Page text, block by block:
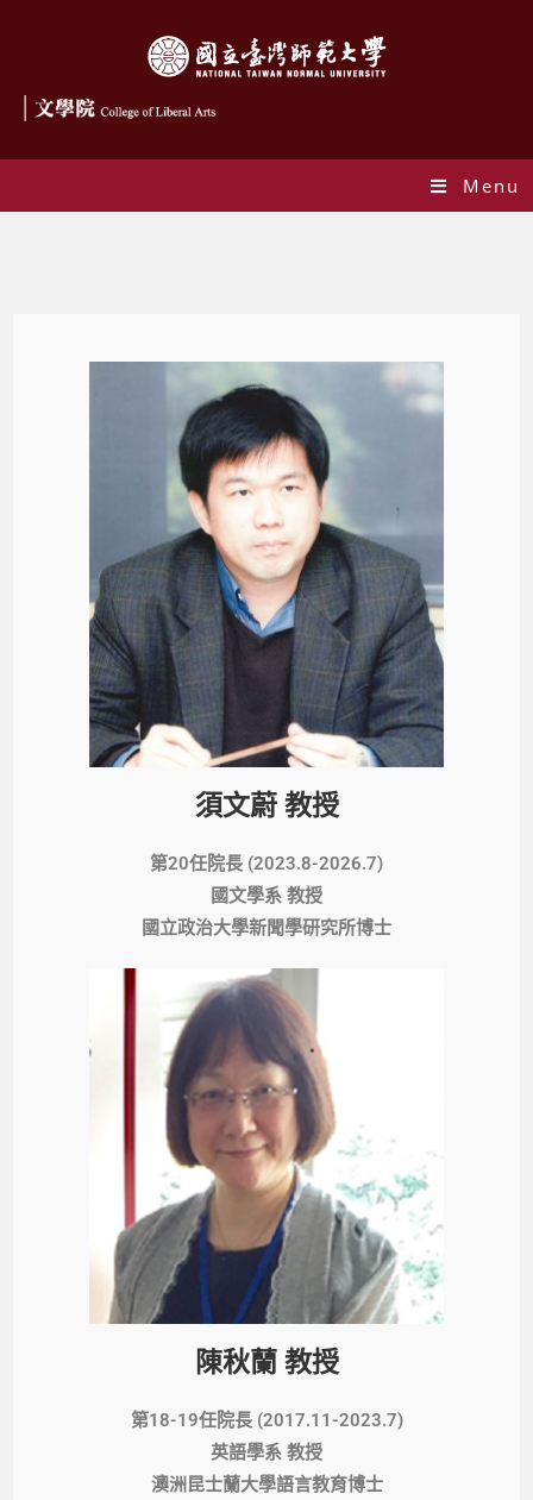
Menu
須文蔚 教授
第20任院長 (2023.8-2026.7)
國文學系 教授
國立政治大學新聞學研究所博士
陳秋蘭 教授
第18-19任院長 (2017.11-2023.7)
英語學系 教授
澳洲昆士蘭大學語言教育博士